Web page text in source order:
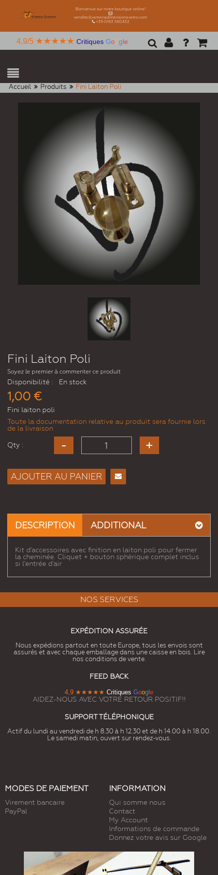
Bienvenue sur notre boutique online!
vendite@vetreriadimensionevetro.com
+39 0163 560432
4,9/5 ★★★★★ Critiques Google
Accueil Produits Fini Laiton Poli
Fini Laiton Poli
Soyez le premier à commenter ce produit
Disponibilité : En stock
1,00 €
Fini laiton poli
Toute la documentation relative au produit sera fournie lors
de la livraison
Qty :
AJOUTER AU PANIER
DESCRIPTION ADDITIONAL
Kit d'accessoires avec finition en laiton poli pour fermer
la cheminée. Cliquet + bouton sphérique complet inclus
si l'entrée d'air
NOS SERVICES
EXPÉDITION ASSURÉE
Nous expédions partout en toute Europe, tous les envois sont
assurés et avec chaque emballage dans une caisse en bois. Lire
nos conditions de vente.
FEED BACK
4,9 ★★★★★ Critiques Goog e
AIDEZ-NOUS AVEC VOTRE RETOUR POSITIF!!
SUPPORT TÉLÉPHONIQUE
Actif du lundi au vendredi de h 8.30 à h 12.30 et de h 14.00 à h 18.00.
Le samedi matin, ouvert sur rendez-vous.
MODES DE PAIEMENT
Virement bancaire
PayPal
INFORMATION
Qui somme nous
Contact
My Account
Informations de commande
Donnez votre avis sur Google